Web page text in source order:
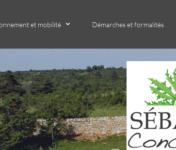
et mobilité Démarches et formalités